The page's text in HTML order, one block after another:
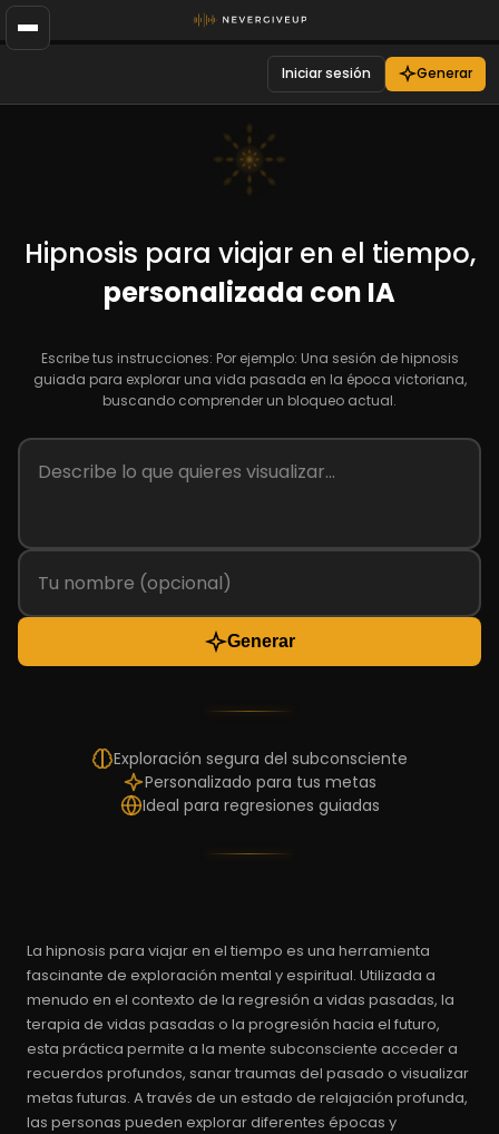
Iniciar sesión Generar
Hipnosis para viajar en el tiempo,
personalizada con IA
Escribe tus instrucciones: Por ejemplo: Una sesión de hipnosis
guiada para explorar una vida pasada en la época victoriana,
buscando comprender un bloqueo actual.
Generar
Exploración segura del subconsciente
Personalizado para tus metas
Ideal para regresiones guiadas
La hipnosis para viajar en el tiempo es una herramienta
fascinante de exploración mental y espiritual. Utilizada a
menudo en el contexto de la regresión a vidas pasadas, la
terapia de vidas pasadas o la progresión hacia el futuro,
esta práctica permite a la mente subconsciente acceder a
recuerdos profundos, sanar traumas del pasado o visualizar
metas futuras. A través de un estado de relajación profunda,
las personas pueden explorar diferentes épocas y